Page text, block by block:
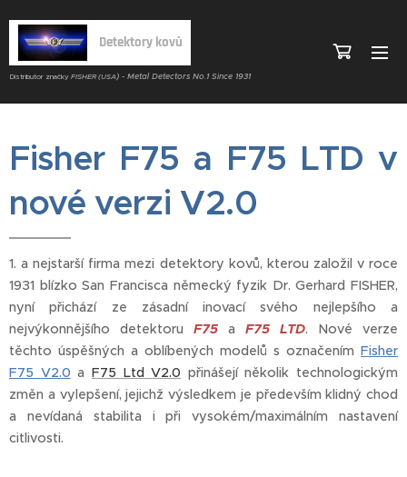
Detektory kovů
Distributor značky FISHER (USA) - Metal Detectors No.1 Since 1931
Fisher F75 a F75 LTD v
nové verzi V2.0
1. a nejstarší firma mezi detektory kovů, kterou založil v roce
1931 blízko San Francisca německý fyzik Dr. Gerhard FISHER,
nyní přichází ze zásadní inovací svého nejlepšího a
nejvýkonnějšího detektoru F75 a F75 LTD. Nové verze
těchto úspěšných a oblíbených modelů s označením Fisher
F75 V2.0 a F75 Ltd V2.0 přinášejí několik technologickým
změn a vylepšení, jejichž výsledkem je především klidný chod
a nevídaná stabilita i při vysokém/maximálním nastavení
citlivosti.